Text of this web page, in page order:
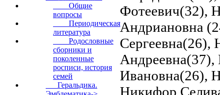
Общие
вопросы
Периодическая
литература
Родословные
сборники и
поколенные
росписи, история
семей
Геральдика.
Фотеевич(32),
Андриановна
Сергеевна(26),
Андреевна(37),
Ивановна(26),
Никифор